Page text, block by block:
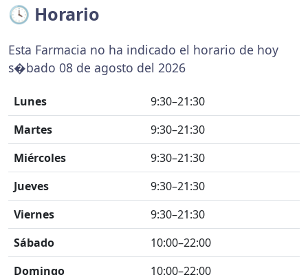
🕓 Horario
Esta Farmacia no ha indicado el horario de hoy
s�bado 08 de agosto del 2026
Lunes
9:30–21:30
Martes
9:30–21:30
Miércoles
9:30–21:30
Jueves
9:30–21:30
Viernes
9:30–21:30
Sábado
10:00–22:00
Domingo
10:00–22:00